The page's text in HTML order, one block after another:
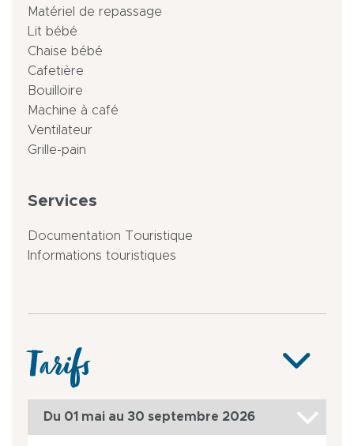
Matériel de repassage
Lit bébé
Chaise bébé
Cafetière
Bouilloire
Machine à café
Ventilateur
Grille-pain
Services
Documentation Touristique
Informations touristiques
Tarifs
Du 01 mai au 30 septembre 2026